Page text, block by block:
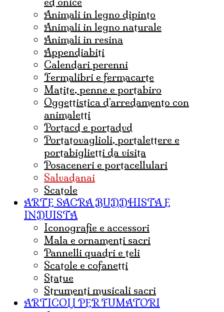
animali in legno dipinto
animali in legno naturale
animali in resina
appendiabiti
calendari perenni
fermalibri e fermacarte
matite, penne e portabiro
oggettistica d'arredamento con
animaletti
portacd e portadvd
portatovaglioli, portalettere e
portabiglietti da visita
posaceneri e portacellulari
salvadanai
scatole
ARTE SACRA BUDDHISTA E
INDUISTA
iconografie e accessori
mala e ornamenti sacri
pannelli quadri e teli
Scatole e cofanetti
statue
strumenti musicali sacri
ARTICOLI PER FUMATORI